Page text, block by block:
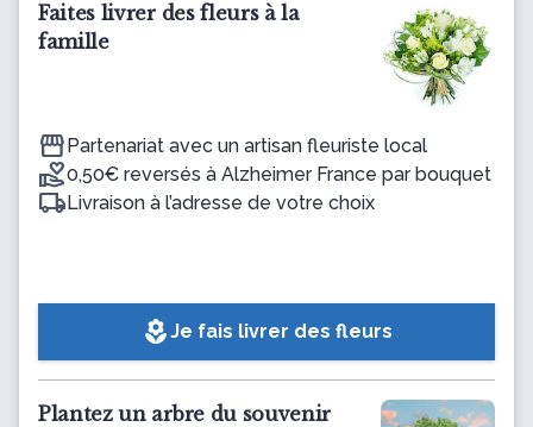
Faites livrer des fleurs à la
famille
Partenariat avec un artisan fleuriste local
0,50€ reversés à Alzheimer France par bouquet
Livraison à l’adresse de votre choix
local_floristJe fais livrer des fleurs
Plantez un arbre du souvenir